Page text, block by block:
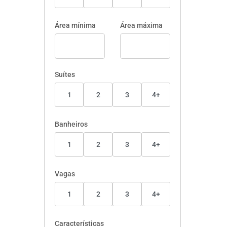
Área mínima Área máxima
Suítes
1 2 3 4+
Banheiros
1 2 3 4+
Vagas
1 2 3 4+
Características